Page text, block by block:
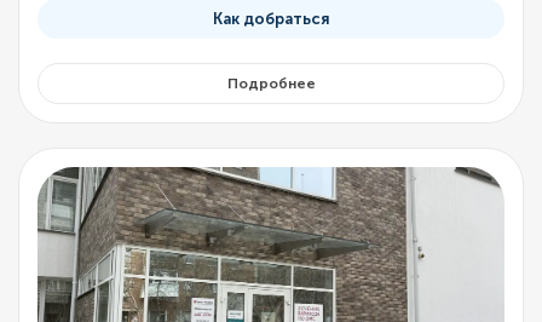
Как добраться
Подробнее